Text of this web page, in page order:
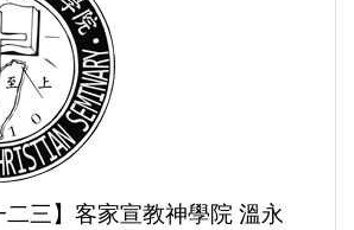
二三】客家宣教神學院 溫永